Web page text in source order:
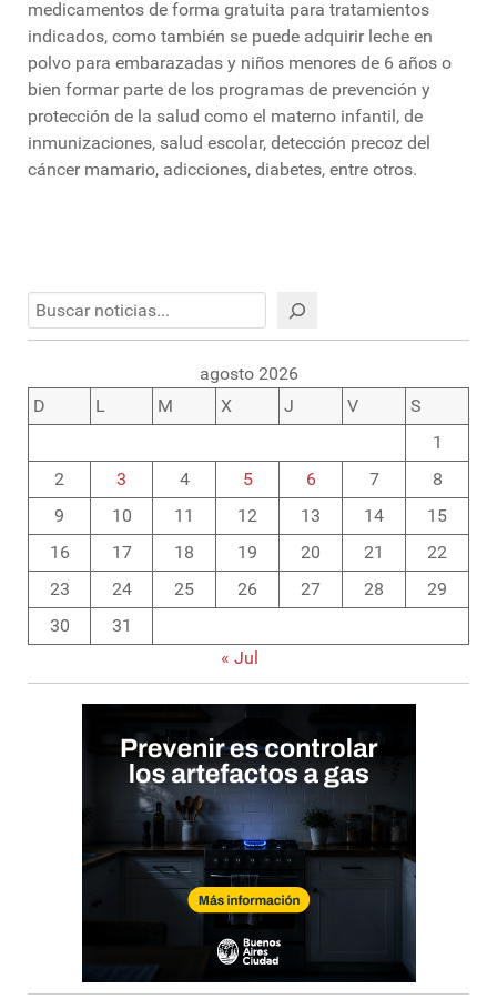
medicamentos de forma gratuita para tratamientos
indicados, como también se puede adquirir leche en
polvo para embarazadas y niños menores de 6 años o
bien formar parte de los programas de prevención y
protección de la salud como el materno infantil, de
inmunizaciones, salud escolar, detección precoz del
cáncer mamario, adicciones, diabetes, entre otros.
Buscar
agosto 2026
D
L M X J V
S
1
2
3 4 5 6 7
8
9
10 11 12 13 14
15
16
17 18 19 20 21
22
23
24 25 26 27 28
29
30
31
« Jul